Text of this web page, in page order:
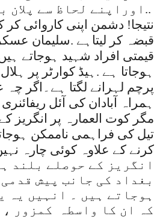
اوراپنے لحاظ سے پلان ..
نتیجا! دشمن اپنی کاروائی کر
قبضہ کر لیتاہے .سلیمان
قیمتی افراد شہید ہوجاتے
ہوجاتا ہے .ہیڈ کوارٹر پر
پرچم لہرانے لگتا ہے۔اگر چہ
ہمراہ آبادان کی آئل
مگر کوت العمارہ پر انگریز
تیل کی فراہمی ناممکن
کرنے کے علاوہ کوئی چارہ
انگریز کے حوصلے بلند
بغداد کی جانب پیش
ہوجاتے ہیں ۔ انہیں یہ
کہ ان کا واسطہ
کمزور